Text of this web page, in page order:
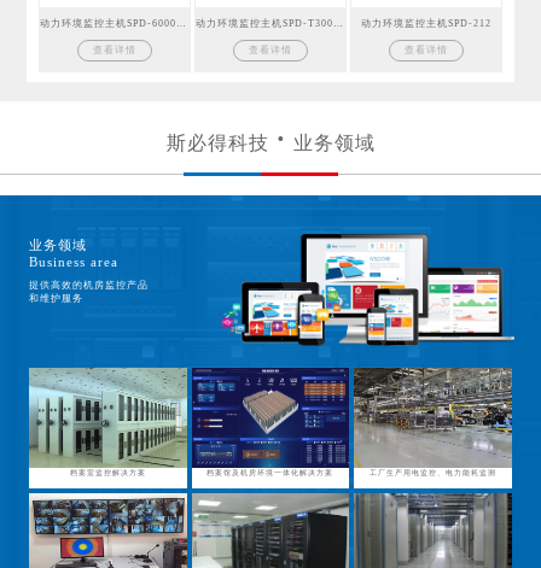
查看详情 查看详情
动力环境监控主机SPD-212
查看详情
斯必得科技 业务领域
业务领域
Business area
提供高效的机房监控产品
和维护服务
档案室监控解决方案 档案馆及机房环境一体化解决方案 工厂生产用电监控、电力能耗监测